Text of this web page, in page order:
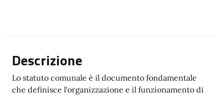
Descrizione
Lo statuto comunale è il documento fondamentale
che definisce l'organizzazione e il funzionamento di